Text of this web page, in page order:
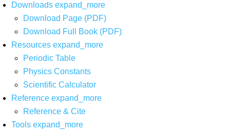
Downloads expand_more
Download Page (PDF)
Download Full Book (PDF)
Resources expand_more
Periodic Table
Physics Constants
Scientific Calculator
Reference expand_more
Reference & Cite
Tools expand_more